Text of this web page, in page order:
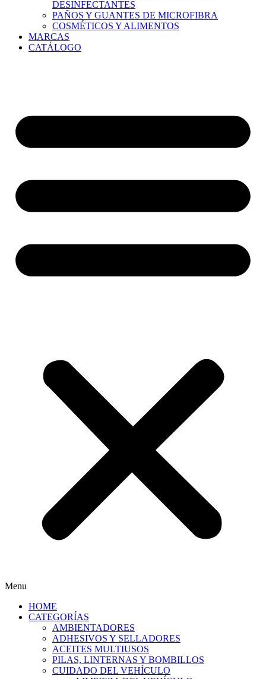
DESINFECTANTES
PAÑOS Y GUANTES DE MICROFIBRA
COSMÉTICOS Y ALIMENTOS
MARCAS
CATÁLOGO
Menu
HOME
CATEGORÍAS
AMBIENTADORES
ADHESIVOS Y SELLADORES
ACEITES MULTIUSOS
PILAS, LINTERNAS Y BOMBILLOS
CUIDADO DEL VEHÍCULO